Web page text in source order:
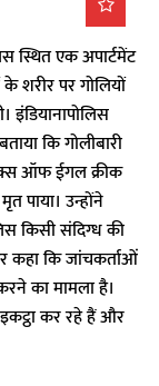
स्थित एक अपार्टमेंट
शरीर पर गोलियों
इंडियानापोलिस
कि गोलीबारी
ऑफ ईगल क्रीक
पाया। उन्होंने
किसी संदिग्ध की
कहा कि जांचकर्ताओं
का मामला है।
कर रहे हैं और